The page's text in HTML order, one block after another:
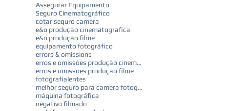
Assegurar Equipamento
Seguro Cinematográfico
cotar seguro camera
e&o produção cinematografica
e&o produção filme
equipamento fotográfico
errors & omissions
erros e omissões produção cinematografica
erros e omissões produção filme
fotografialentes
melhor seguro para camera fotografica
máquina fotográfica
negativo filmado